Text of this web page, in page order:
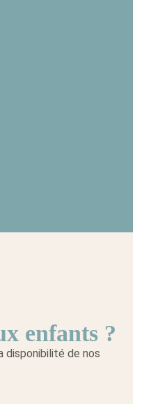
enfants ?
disponibilité de nos